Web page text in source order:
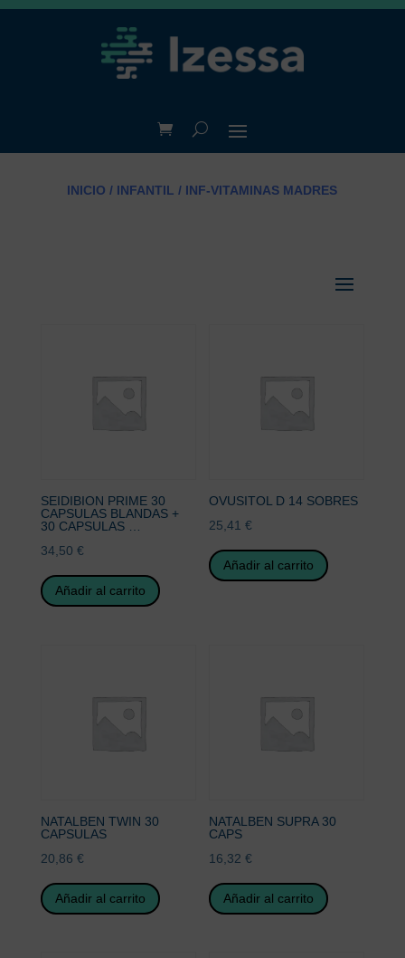
INICIO / INFANTIL / INF-VITAMINAS MADRES
SEIDIBION PRIME 30
CAPSULAS BLANDAS +
30 CAPSULAS …
34,50 €
Añadir al carrito
OVUSITOL D 14 SOBRES
25,41€
Añadir al carrito
NATALBEN TWIN 30
CAPSULAS
20,86 €
Añadir al carrito
NATALBEN SUPRA 30
CAPS
16,32€
Añadir al carrito